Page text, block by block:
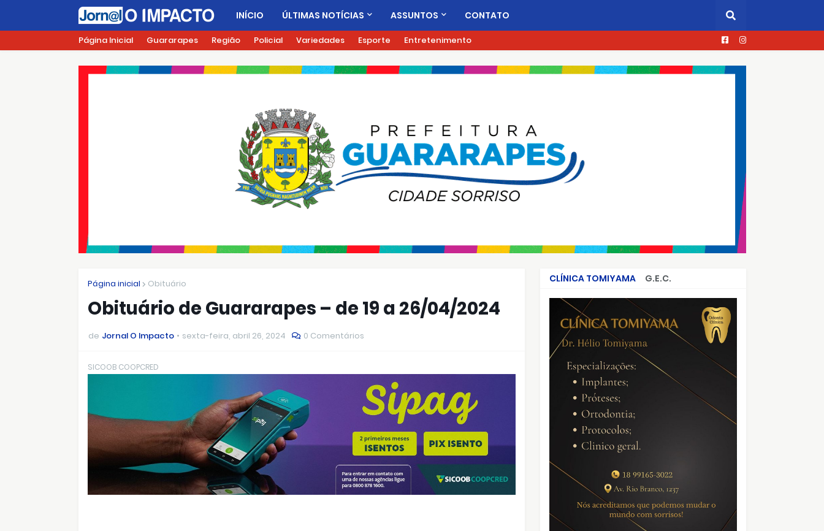
INÍCIO ÚLTIMAS NOTÍCIAS ASSUNTOS CONTATO
Página Inicial Guararapes Região Policial Variedades Esporte Entretenimento
Página inicial Obituário
Obituário de Guararapes – de 19 a 26/04/2024
de Jornal O Impacto sexta-feira, abril 26, 2024 0 Comentários
SICOOB COOPCRED
CLÍNICA TOMIYAMA
G.E.C.
CRIMES QUE ABALARAM O BRASIL